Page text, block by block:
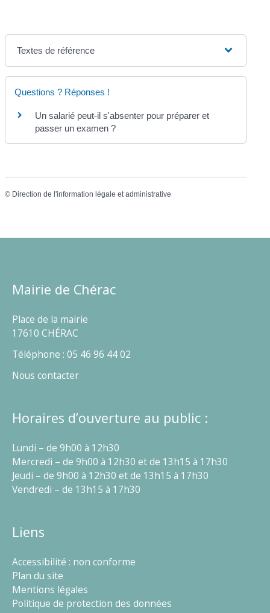
Textes de référence
Questions ? Réponses !
Un salarié peut-il s'absenter pour préparer et
passer un examen ?
© Direction de l'information légale et administrative
Mairie de Chérac
Place de la mairie
17610 CHÉRAC
Téléphone : 05 46 96 44 02
Nous contacter
Horaires d’ouverture au public :
Lundi – de 9h00 à 12h30
Mercredi – de 9h00 à 12h30 et de 13h15 à 17h30
Jeudi – de 9h00 à 12h30 et de 13h15 à 17h30
Vendredi – de 13h15 à 17h30
Liens
Accessibilité : non conforme
Plan du site
Mentions légales
Politique de protection des données